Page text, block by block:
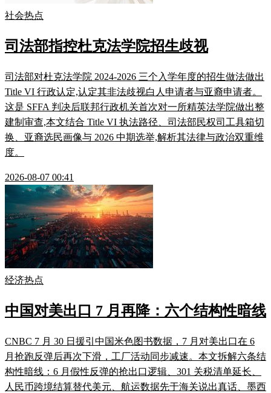
社会热点
司法部指控杜克法学院招生歧视
司法部对杜克法学院 2024-2026 三个入学年度的招生做法做出
Title VI 行政认定,认定其非法歧视白人申请者与亚裔申请者。
这是 SFFA 判决后联邦行政机关首次对一所精英法学院做出整
建制审查,本文结合 Title VI 执法路径、司法部民权司工具箱切
换、亚裔选民画像与 2026 中期选举,解析其法律与政治双重维
度。
2026-08-07 00:41
经济热点
中国对美出口 7 月再降：六个结构性暗线
CNBC 7 月 30 日援引中国米色图书数据，7 月对美出口在 6
月抢跑反弹后再次下滑，工厂活动同步减速。本文拆解六条结
构性暗线：6 月假性反弹的抢出口逻辑、301 关税清单延长、
人民币跨境结算替代美元、航运数据先于海关说出真话、墨西